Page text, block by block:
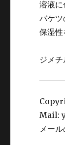
溶液に
バケツ
保湿性
ジメ
Mail:
メー